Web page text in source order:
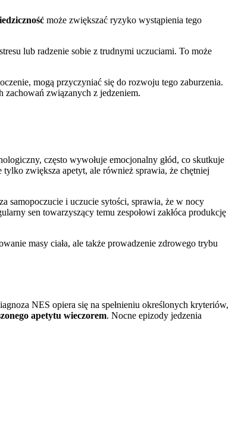
może zwiększać ryzyko wystąpienia tego
lub radzenie sobie z trudnymi uczuciami. To może
mogą przyczyniać się do rozwoju tego zaburzenia.
zachowań związanych z jedzeniem.
często wywołuje emocjonalny głód, co skutkuje
zwiększa apetyt, ale również sprawia, że chętniej
samopoczucie i uczucie sytości, sprawia, że w nocy
sen towarzyszący temu zespołowi zakłóca produkcję
masy ciała, ale także prowadzenie zdrowego trybu
NES opiera się na spełnieniu określonych kryteriów,
apetytu wieczorem. Nocne epizody jedzenia